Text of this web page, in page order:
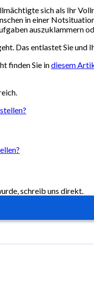
sich als Ihr
in einer
auszuklammern
Das entlastet Sie und
finden Sie indiesem
schreib uns direkt.